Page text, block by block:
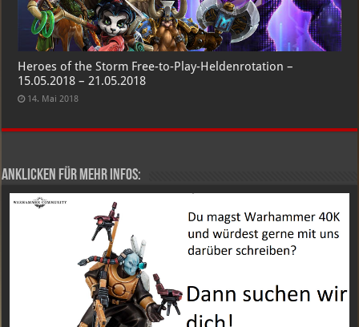
Heroes of the Storm Free-to-Play-Heldenrotation –
15.05.2018 – 21.05.2018
14. Mai 2018
Anklicken für mehr Infos: